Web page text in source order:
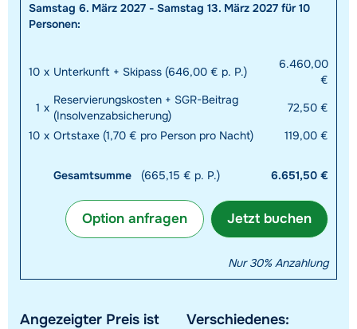
Samstag 6. März 2027 - Samstag 13. März 2027 für 10
Personen:
10 x Unterkunft + Skipass (646,00 € p. P.)
6.460,00
€
1 x
Reservierungskosten + SGR-Beitrag
(Insolvenzabsicherung)
72,50 €
10 x Ortstaxe (1,70 € pro Person pro Nacht) 119,00 €
Gesamtsumme (665,15 € p. P.) 6.651,50 €
Jetzt buchen
Option anfragen
Nur 30% Anzahlung
Angezeigter Preis ist
Verschiedenes: